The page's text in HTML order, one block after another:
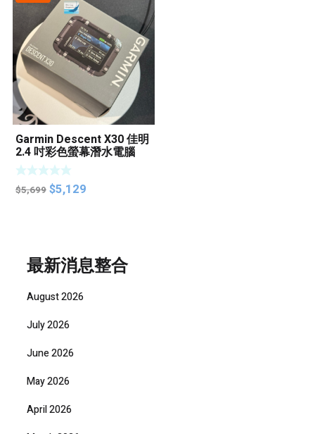
$4,099. $3,894.
Garmin Descent X30 佳明
2.4 吋彩色螢幕潛水電腦
$5,699 Original
$5,129
最新消息整合
August 2026
July 2026
June 2026
May 2026
April 2026